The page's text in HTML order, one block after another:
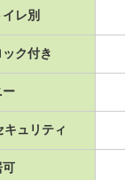
レ別
ク付き
ー
キュリティ
可